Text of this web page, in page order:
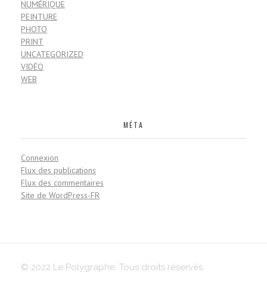
NUMÉRIQUE
PEINTURE
PHOTO
PRINT
UNCATEGORIZED
VIDÉO
WEB
MÉTA
Connexion
Flux des publications
Flux des commentaires
Site de WordPress-FR
© 2022 Le Polygraphe. Tous droits réservés.